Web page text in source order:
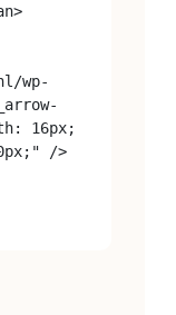
wp-
16px;
/>